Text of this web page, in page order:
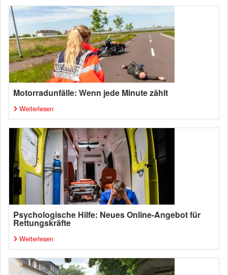
Motorradunfälle: Wenn jede Minute zählt
Weiterlesen
Psychologische Hilfe: Neues Online-Angebot für
Rettungskräfte
Weiterlesen